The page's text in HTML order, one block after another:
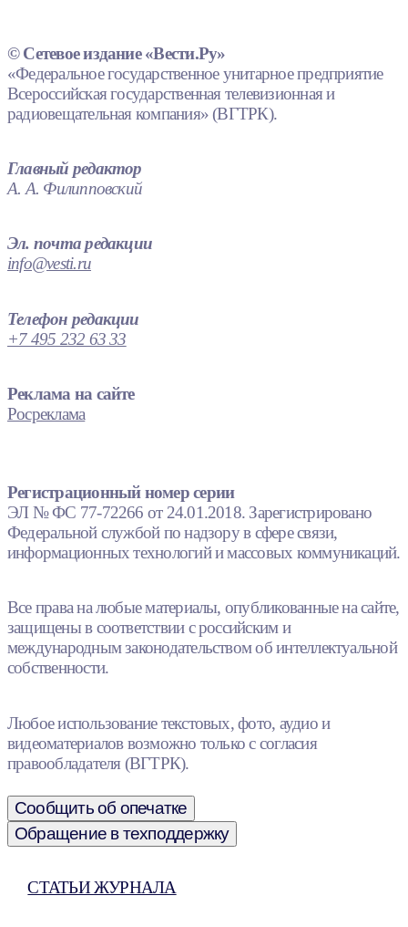
© Сетевое издание «Вести.Ру»
«Федеральное государственное унитарное предприятие
Всероссийская государственная телевизионная и
радиовещательная компания» (ВГТРК).
Главный редактор
А. А. Филипповский
Эл. почта редакции
info@vesti.ru
Телефон редакции
+7 495 232 63 33
Реклама на сайте
Росреклама
Регистрационный номер серии
ЭЛ № ФС 77-72266 от 24.01.2018. Зарегистрировано
Федеральной службой по надзору в сфере связи,
информационных технологий и массовых коммуникаций.
Все права на любые материалы, опубликованные на сайте,
защищены в соответствии с российским и
международным законодательством об интеллектуальной
собственности.
Любое использование текстовых, фото, аудио и
видеоматериалов возможно только с согласия
правообладателя (ВГТРК).
Сообщить об опечатке
Обращение в техподдержку
СТАТЬИ ЖУРНАЛА